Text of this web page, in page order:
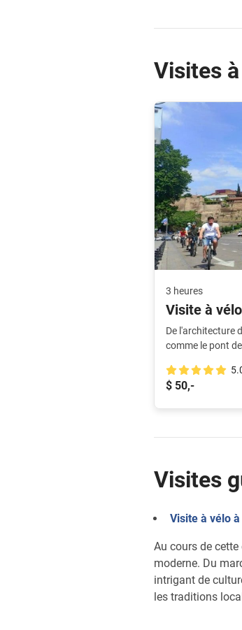
Visites
3 heures
Visite à
De l'architecture
comme le pont
découvrir
$ 50,-
Visites
Visite à vélo
Au cours de
moderne. Du
intrigant de
les traditions